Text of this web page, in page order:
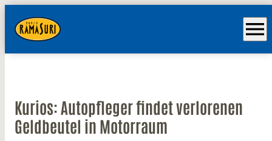
menu
Kurios: Autopfleger findet verlorenen
Geldbeutel in Motorraum